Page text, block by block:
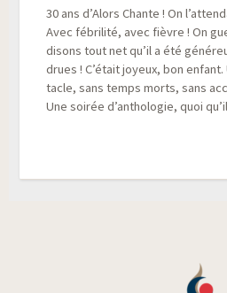
30 ans d’A­lors Chante ! On
Avec fébri­li­té, avec fièvre ! On
disons tout net qu’il a été
drues ! C’était joyeux, bon
tacle, sans temps morts, sans
Une soi­rée d’anthologie, quoi